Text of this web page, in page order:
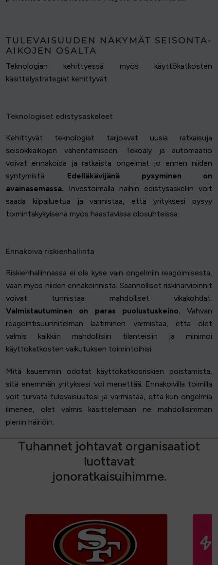
TULEVAISUUDEN NÄKYMÄT SEISONTA-
AIKOJEN OSALTA
Teknologian kehittyessä myös käyttökatkosten
käsittelystrategiat kehittyvät.
Teknologiset edistysaskeleet
Kehittyvät teknologiat tarjoavat uusia ratkaisuja
seisokkiaikojen vähentämiseen. Tekoäly ja automaatio
voivat ennakoida ja ratkaista ongelmat jo ennen niiden
syntymistä. Edelläkävijänä pysyminen on
avainasemassa. Investoimalla näihin edistysaskeliin voit
saada kilpailuetua ja varmistaa, että yrityksesi pysyy
toimintakykyisenä myös haastavissa olosuhteissa.
Ennakoiva riskienhallinta
Riskienhallinnassa ei ole kyse vain ongelmiin reagoimisesta,
vaan myös niiden ennakoinnista. Säännölliset riskinarvioinnit
voivat tunnistaa mahdolliset vikakohdat.
Valmistautuminen on paras puolustuskeino. Vahvan
reagointisuunnitelman laatiminen varmistaa, että olet
valmis kaikkiin mahdollisiin tilanteisiin ja minimoi
käyttökatkosten vaikutuksen toimintoihisi.
Mitä kauemmin odotat käyttökatkosriskien poistamista,
sitä enemmän yrityksesi voi menettää. Ennakoivilla toimilla
voit turvata tulevaisuutesi ja varmistaa, että kun ongelmia
ilmenee, olet valmis käsittelemään ne mahdollisimman
pienin häiriöin.
Tuhannet johtavat organisaatiot
luottavat
jonoratkaisuihimme.